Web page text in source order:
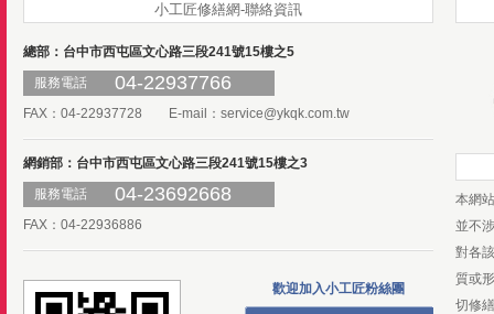
小工匠修繕網-聯絡資訊
總部：台中市西屯區文心路三段241號15樓之5
服務電話
04-22937766
FAX：04-22937728 E-mail： service@ykqk.com.tw
網銷部：台中市西屯區文心路三段241號15樓之3
服務電話
04-23692668
FAX：04-22936886
歡迎加入小工匠粉絲團
本網
並不
對各
質或
切修